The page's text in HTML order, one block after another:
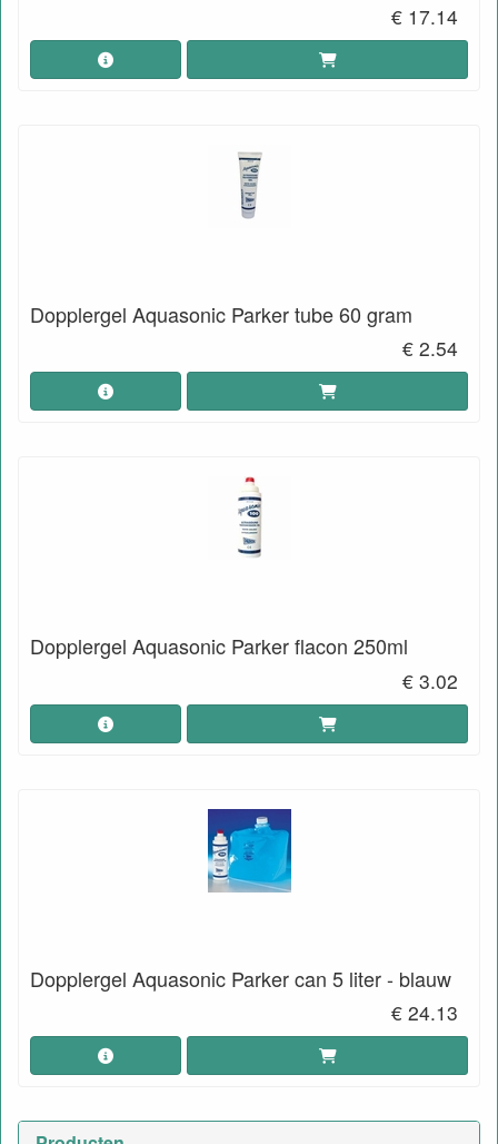
€ 17.14
Dopplergel Aquasonic Parker tube 60 gram
€ 2.54
Dopplergel Aquasonic Parker flacon 250ml
€ 3.02
Dopplergel Aquasonic Parker can 5 liter - blauw
€ 24.13